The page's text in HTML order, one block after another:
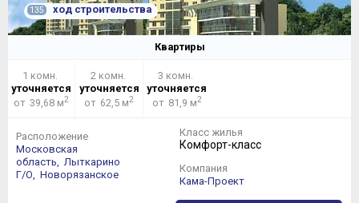
135 ход строительства
Квартиры
1 комн.
уточняется
от 39,68 м2
2 комн.
уточняется
от 62,5 м2
3 комн.
уточняется
от 81,9 м2
Расположение
Московская
область,
Лыткарино
Г/О,
Новорязанское
Класс жилья
Комфорт-класс
Компания
Кама-Проект